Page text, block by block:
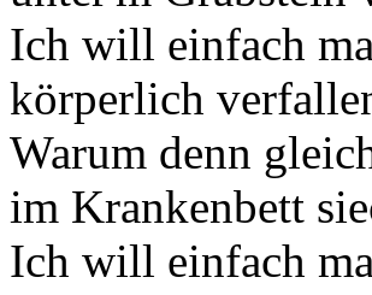
Ich will einfach
körperlich
Warum denn
im Krankenbett
Ich will einfach